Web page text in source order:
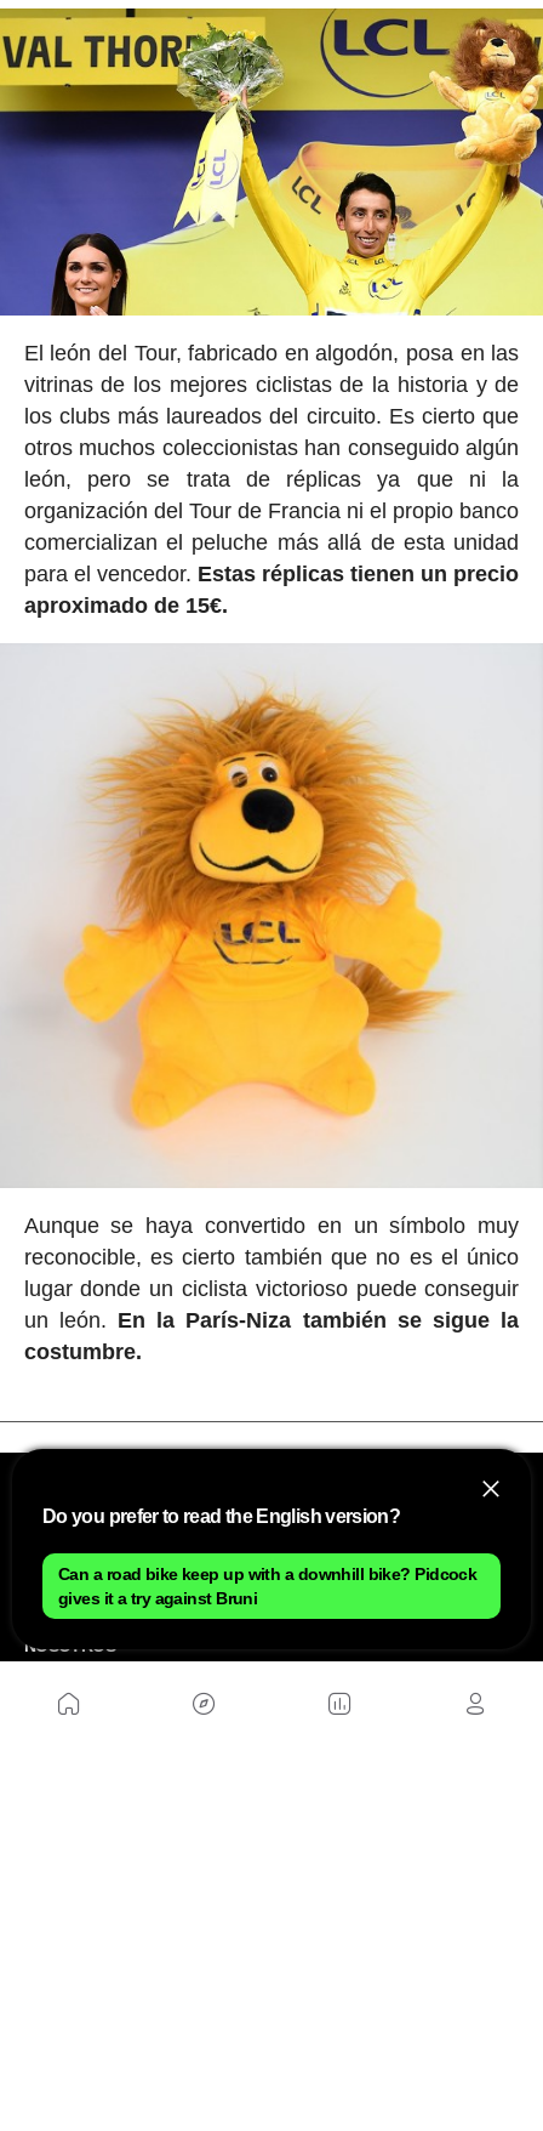
El león del Tour, fabricado en algodón, posa en las
vitrinas de los mejores ciclistas de la historia y de
los clubs más laureados del circuito. Es cierto que
otros muchos coleccionistas han conseguido algún
león, pero se trata de réplicas ya que ni la
organización del Tour de Francia ni el propio banco
comercializan el peluche más allá de esta unidad
para el vencedor. Estas réplicas tienen un precio
aproximado de 15€.
Aunque se haya convertido en un símbolo muy
reconocible, es cierto también que no es el único
lugar donde un ciclista victorioso puede conseguir
un león. En la París-Niza también se sigue la
costumbre.
NOSOTROS
Mapa del sitio
Aviso Legal
Do you prefer to read the English version?
Can a road bike keep up with a downhill bike? Pidcock
gives it a try against Bruni